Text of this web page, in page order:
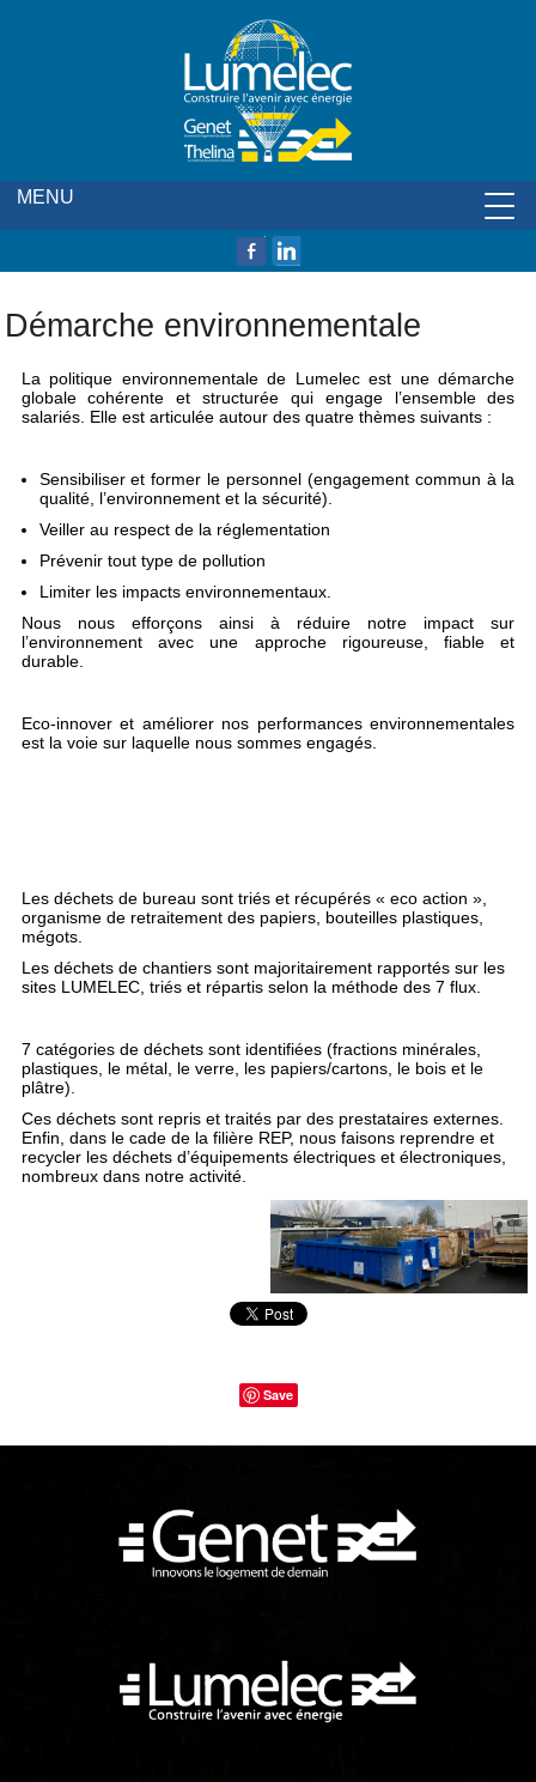
MENU
ACCUEIL
PRÉSENTATION
L'ENTREPRISE
LA RICHESSE HUMAINE
SÉCURITÉ
ENVIRONNEMENT
ELECTRICITÉ BÂTIMENT
ELECTRICITÉ INDUSTRIE
SÉCURITÉ PROTECTION
LOGEMENT COLLECTIF
NOS RÉALISATIONS
ACTUALITÉS
PARRAINAGE
GENET
Démarche environnementale
La politique environnementale de Lumelec est une démarche
globale cohérente et structurée qui engage l’ensemble des
salariés. Elle est articulée autour des quatre thèmes suivants :
Sensibiliser et former le personnel (engagement commun à la
qualité, l’environnement et la sécurité).
Veiller au respect de la réglementation
Prévenir tout type de pollution
Limiter les impacts environnementaux.
Nous nous efforçons ainsi à réduire notre impact sur
l’environnement avec une approche rigoureuse, fiable et
durable.
Eco-innover et améliorer nos performances environnementales
est la voie sur laquelle nous sommes engagés.
Les déchets de bureau sont triés et récupérés « eco action »,
organisme de retraitement des papiers, bouteilles plastiques,
mégots.
Les déchets de chantiers sont majoritairement rapportés sur les
sites LUMELEC, triés et répartis selon la méthode des 7 flux.
7 catégories de déchets sont identifiées (fractions minérales,
plastiques, le métal, le verre, les papiers/cartons, le bois et le
plâtre).
Ces déchets sont repris et traités par des prestataires externes.
Enfin, dans le cade de la filière REP, nous faisons reprendre et
recycler les déchets d’équipements électriques et électroniques,
nombreux dans notre activité.
Save